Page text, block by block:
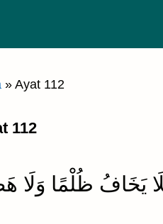
» Ayat 112
112
ظُلْمًا وَلَا